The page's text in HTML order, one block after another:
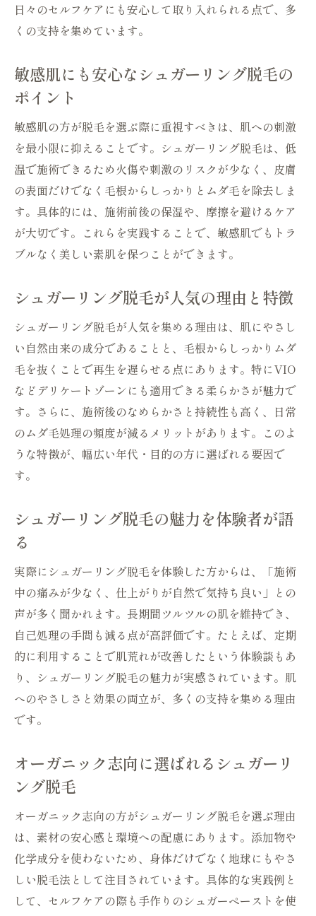
シュガーリング脱毛セルフに必要な準備と
道具
対策
忙しくても続けやすいシュガーリング脱毛
セルフ法
自宅でできるシュガーリング作り方ガイド
簡単に作れるシュガーリング脱毛用ワック
スの作り方
失敗しないシュガーリング作り方と注意点
自宅で安心なシュガーリング脱毛作り方実
践法
シピ
シュガーリング作り方でセルフ脱毛をもっ
と手軽に
シュガーリング脱毛作り方のよくある質問
とコツ
VIOにもおすすめのシュガーリング脱毛体験
VIOケアに最適なシュガーリング脱毛のポ
初めてでも安心なシュガーリングVIOケア
意点
シュガーリング脱毛VIO痛みを軽減するコ
VIOケアで人気のシュガーリング脱毛体験
談
痛みやデメリットを知って安心の脱毛選び
知っておきたいシュガーリング脱毛のデメ
リット
痛みに弱い方必見のシュガーリング脱毛対
策
シュガーリング脱毛VIOの痛みとセルフケ
ア法
シュガーリング脱毛のリスクと安全な選び
日々のセルフケアにも安心して取り入れられる点で、多
くの支持を集めています。
敏感肌にも安心なシュガーリング脱毛の
ポイント
敏感肌の方が脱毛を選ぶ際に重視すべきは、肌への刺激
を最小限に抑えることです。シュガーリング脱毛は、低
温で施術できるため火傷や刺激のリスクが少なく、皮膚
の表面だけでなく毛根からしっかりとムダ毛を除去しま
す。具体的には、施術前後の保湿や、摩擦を避けるケア
が大切です。これらを実践することで、敏感肌でもトラ
ブルなく美しい素肌を保つことができます。
シュガーリング脱毛が人気の理由と特徴
シュガーリング脱毛が人気を集める理由は、肌にやさし
い自然由来の成分であることと、毛根からしっかりムダ
毛を抜くことで再生を遅らせる点にあります。特にVIO
などデリケートゾーンにも適用できる柔らかさが魅力で
す。さらに、施術後のなめらかさと持続性も高く、日常
のムダ毛処理の頻度が減るメリットがあります。このよ
うな特徴が、幅広い年代・目的の方に選ばれる要因で
す。
シュガーリング脱毛の魅力を体験者が語
る
実際にシュガーリング脱毛を体験した方からは、「施術
中の痛みが少なく、仕上がりが自然で気持ち良い」との
声が多く聞かれます。長期間ツルツルの肌を維持でき、
自己処理の手間も減る点が高評価です。たとえば、定期
的に利用することで肌荒れが改善したという体験談もあ
り、シュガーリング脱毛の魅力が実感されています。肌
へのやさしさと効果の両立が、多くの支持を集める理由
です。
オーガニック志向に選ばれるシュガーリ
ング脱毛
オーガニック志向の方がシュガーリング脱毛を選ぶ理由
は、素材の安心感と環境への配慮にあります。添加物や
化学成分を使わないため、身体だけでなく地球にもやさ
しい脱毛法として注目されています。具体的な実践例と
して、セルフケアの際も手作りのシュガーペーストを使